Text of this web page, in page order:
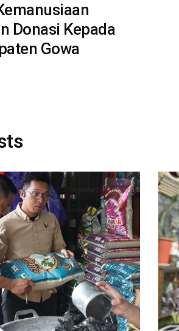
Donasi Kepada
Gowa